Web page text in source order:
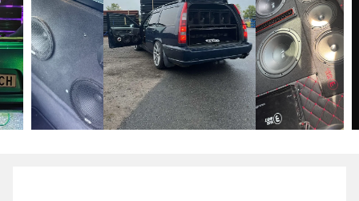
fasen av ladingen (testfasen) og kompensere for
temperaturen under ladeprosessen. Temperaturen
måles igjen når laderen er innstilt på lav strøm under
flyte eller lagring. Spesielle innstillinger for kalde eller
varme omgivelser trenger derfor ikke gjøres.